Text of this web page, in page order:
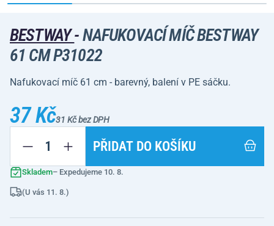
BESTWAY-NAFUKOVACÍ MÍČ BESTWAY
61 CM P31022
Nafukovací míč 61 cm - barevný, balení v PE sáčku.
37 Kč31 Kč bez DPH
PŘIDAT DO KOŠÍKU
Skladem– Expedujeme 10. 8.
(U vás 11. 8.)